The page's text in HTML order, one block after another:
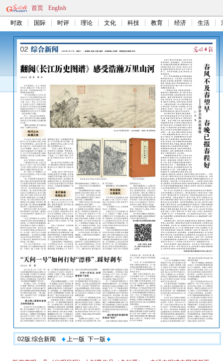
首页 English
时政 国际 时评 理论 文化 科技 教育 经济 生活
02版:综合新闻 上一版 下一版